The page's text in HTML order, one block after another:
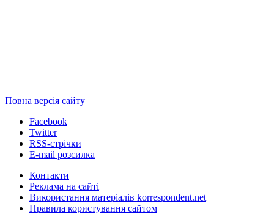
Повна версія сайту
Facebook
Twitter
RSS-стрічки
E-mail розсилка
Контакти
Реклама на сайті
Використання матеріалів korrespondent.net
Правила користування сайтом